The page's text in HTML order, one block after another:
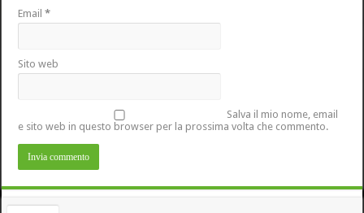
Email*
Sito web
Salva il mio nome, email
e sito web in questo browser per la prossima volta che commento.